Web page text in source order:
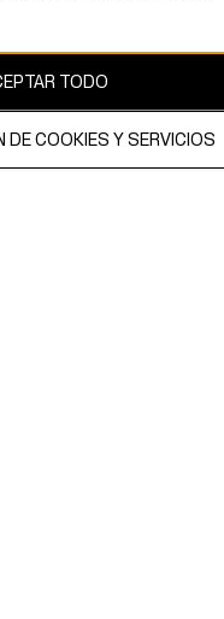
por copyright y es
TODO
DE COOKIES Y SERVICIOS